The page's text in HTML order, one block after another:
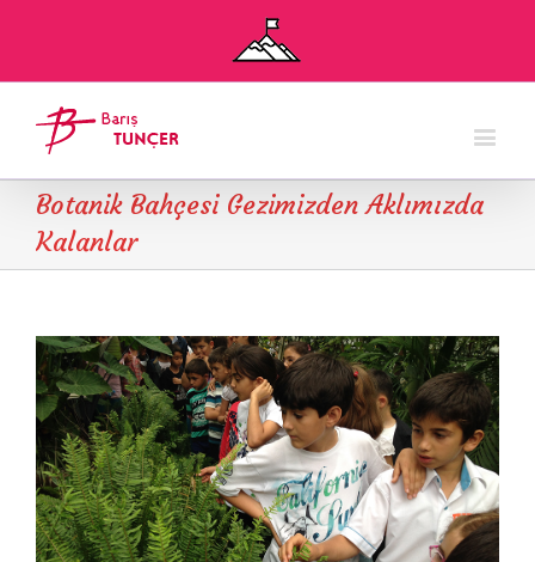
Botanik Bahçesi Gezimizden Aklımızda
Kalanlar